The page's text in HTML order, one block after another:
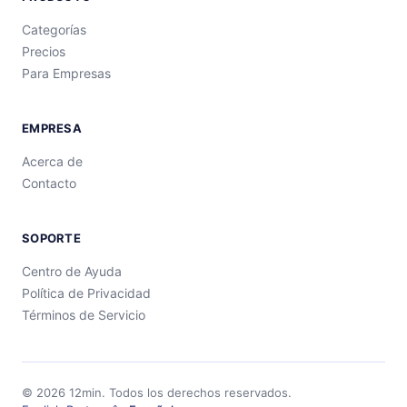
Categorías
Precios
Para Empresas
EMPRESA
Acerca de
Contacto
SOPORTE
Centro de Ayuda
Política de Privacidad
Términos de Servicio
© 2026 12min. Todos los derechos reservados.